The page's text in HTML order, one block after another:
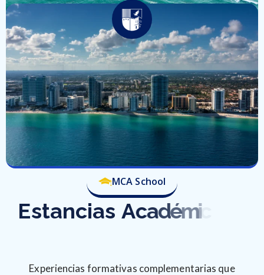
MCA School
Estancias Académ
Experiencias formativas complementarias que